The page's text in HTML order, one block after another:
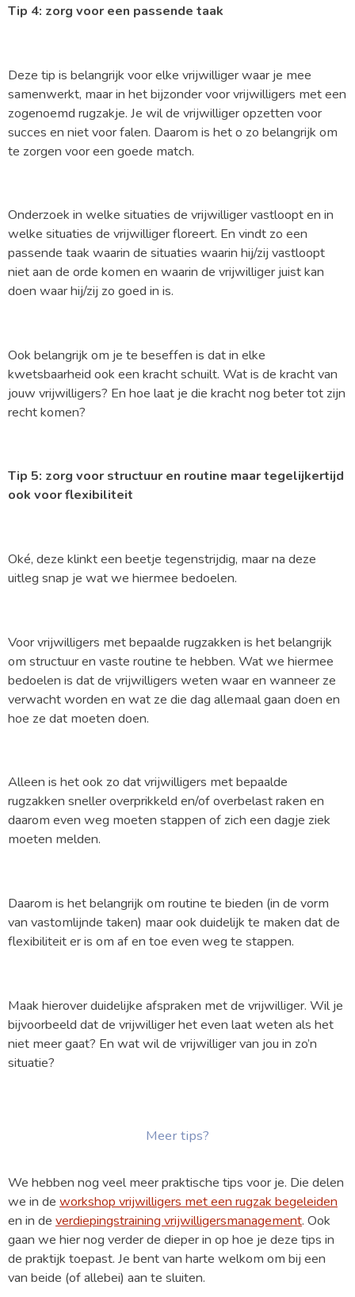
Tip 4: zorg voor een passende taak
Deze tip is belangrijk voor elke vrijwilliger waar je mee
samenwerkt, maar in het bijzonder voor vrijwilligers met een
zogenoemd rugzakje. Je wil de vrijwilliger opzetten voor
succes en niet voor falen. Daarom is het o zo belangrijk om
te zorgen voor een goede match.
Onderzoek in welke situaties de vrijwilliger vastloopt en in
welke situaties de vrijwilliger floreert. En vindt zo een
passende taak waarin de situaties waarin hij/zij vastloopt
niet aan de orde komen en waarin de vrijwilliger juist kan
doen waar hij/zij zo goed in is.
Ook belangrijk om je te beseffen is dat in elke
kwetsbaarheid ook een kracht schuilt. Wat is de kracht van
jouw vrijwilligers? En hoe laat je die kracht nog beter tot zijn
recht komen?
Tip 5: zorg voor structuur en routine maar tegelijkertijd
ook voor flexibiliteit
Oké, deze klinkt een beetje tegenstrijdig, maar na deze
uitleg snap je wat we hiermee bedoelen.
Voor vrijwilligers met bepaalde rugzakken is het belangrijk
om structuur en vaste routine te hebben. Wat we hiermee
bedoelen is dat de vrijwilligers weten waar en wanneer ze
verwacht worden en wat ze die dag allemaal gaan doen en
hoe ze dat moeten doen.
Alleen is het ook zo dat vrijwilligers met bepaalde
rugzakken sneller overprikkeld en/of overbelast raken en
daarom even weg moeten stappen of zich een dagje ziek
moeten melden.
Daarom is het belangrijk om routine te bieden (in de vorm
van vastomlijnde taken) maar ook duidelijk te maken dat de
flexibiliteit er is om af en toe even weg te stappen.
Maak hierover duidelijke afspraken met de vrijwilliger. Wil je
bijvoorbeeld dat de vrijwilliger het even laat weten als het
niet meer gaat? En wat wil de vrijwilliger van jou in zo’n
situatie?
Meer tips?
We hebben nog veel meer praktische tips voor je. Die delen
we in de workshop vrijwilligers met een rugzak begeleiden
en in de verdiepingstraining vrijwilligersmanagement. Ook
gaan we hier nog verder de dieper in op hoe je deze tips in
de praktijk toepast. Je bent van harte welkom om bij een
van beide (of allebei) aan te sluiten.